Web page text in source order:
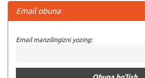
Email obuna
Email manzilingizni yozing: